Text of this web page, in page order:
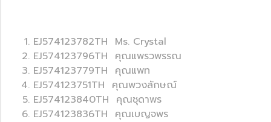
EJ574123782TH Ms. Crystal
EJ574123796TH คุณแพรวพรรณ
EJ574123779TH คุณแพท
EJ574123751TH คุณพวงลักษณ์
EJ574123840TH คุณชุดาพร
EJ574123836TH คุณเบญจพร